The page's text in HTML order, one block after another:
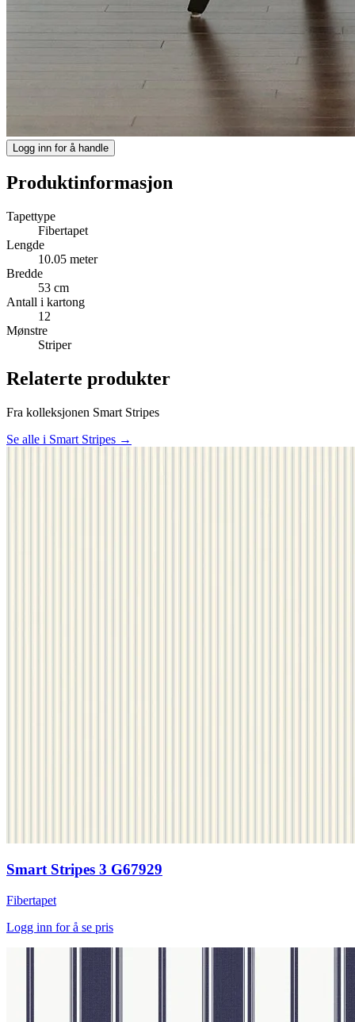
Logg inn for å handle
Produktinformasjon
Tapettype
Fibertapet
Lengde
10.05 meter
Bredde
53 cm
Antall i kartong
12
Mønstre
Striper
Relaterte produkter
Fra kolleksjonen Smart Stripes
Se alle i Smart Stripes →
Smart Stripes 3 G67929
Fibertapet
Logg inn for å se pris